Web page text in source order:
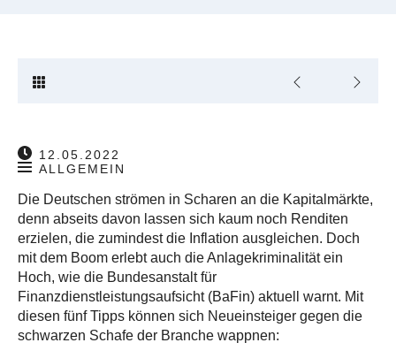
12.05.2022
ALLGEMEIN
Die Deutschen strömen in Scharen an die Kapitalmärkte,
denn abseits davon lassen sich kaum noch Renditen
erzielen, die zumindest die Inflation ausgleichen. Doch
mit dem Boom erlebt auch die Anlagekriminalität ein
Hoch, wie die Bundesanstalt für
Finanzdienstleistungsaufsicht (BaFin) aktuell warnt. Mit
diesen fünf Tipps können sich Neueinsteiger gegen die
schwarzen Schafe der Branche wappnen: